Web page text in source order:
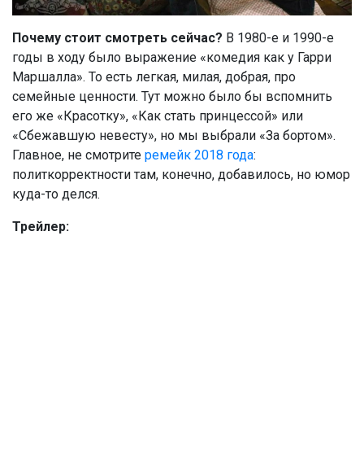
Почему стоит смотреть сейчас? В 1980-е и 1990-е
годы в ходу было выражение «комедия как у Гарри
Маршалла». То есть легкая, милая, добрая, про
семейные ценности. Тут можно было бы вспомнить
его же «Красотку», «Как стать принцессой» или
«Сбежавшую невесту», но мы выбрали «За бортом».
Главное, не смотрите ремейк 2018 года:
политкорректности там, конечно, добавилось, но юмор
куда-то делся.
Трейлер: